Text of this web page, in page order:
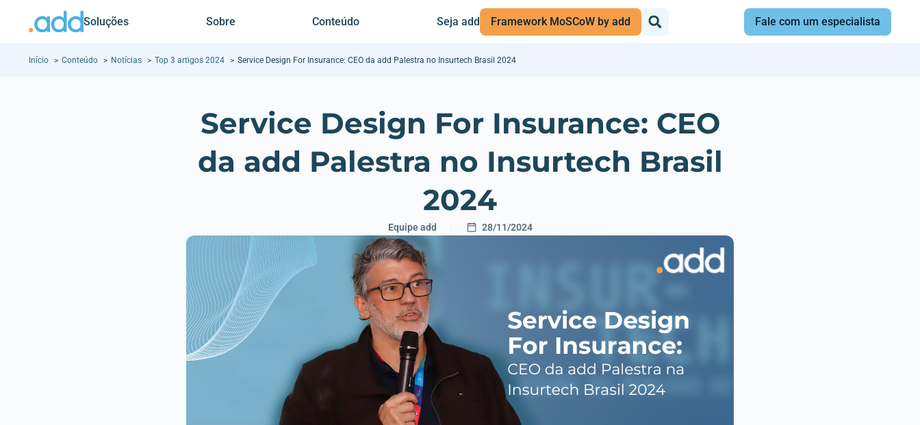
Soluções Sobre Conteúdo Seja add Framework MoSCoW by add Fale com um especialista
Início Conteúdo Notícias Top 3 artigos 2024 Service Design For Insurance: CEO da add Palestra no Insurtech Brasil 2024
Service Design For Insurance: CEO
da add Palestra no Insurtech Brasil
2024
Equipe add 28/11/2024